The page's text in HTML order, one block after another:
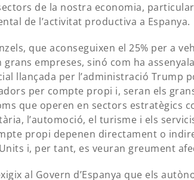
de la nostra economia,
de l’activitat productiva a Espanya.
que aconseguixen el 25% per a
grans empreses, sinó com ha
llançada per l’administració Trump
per compte propi i, seran els
que operen en sectors estratègics
l’automoció, el turisme i els
propi depenen directament o
i, per tant, es veuran greument
al Govern d’Espanya que els